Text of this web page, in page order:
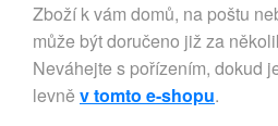
Zboží k vám domů, na poštu
může být doručeno již za
Neváhejte s pořízením, dokud
levně v tomto e-shopu.